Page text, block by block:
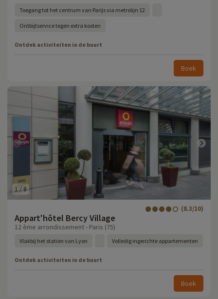
Toegang tot het centrum van Parijs via metrolijn 12
Ontbijtservice tegen extra kosten
Ontdek activiteiten in de buurt
Boek
1 /8
Appart'hôtel Bercy Village
(8.3/10)
12 ème arrondissement - Paris (75)
Vlakbij het station van Lyon Volledig ingerichte appartementen
Ontdek activiteiten in de buurt
Boek